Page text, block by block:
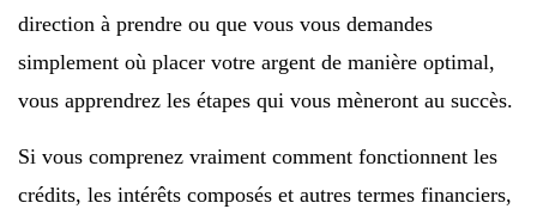
direction à prendre ou que vous vous demandes
simplement où placer votre argent de manière optimal,
vous apprendrez les étapes qui vous mèneront au succès.
Si vous comprenez vraiment comment fonctionnent les
crédits, les intérêts composés et autres termes financiers,